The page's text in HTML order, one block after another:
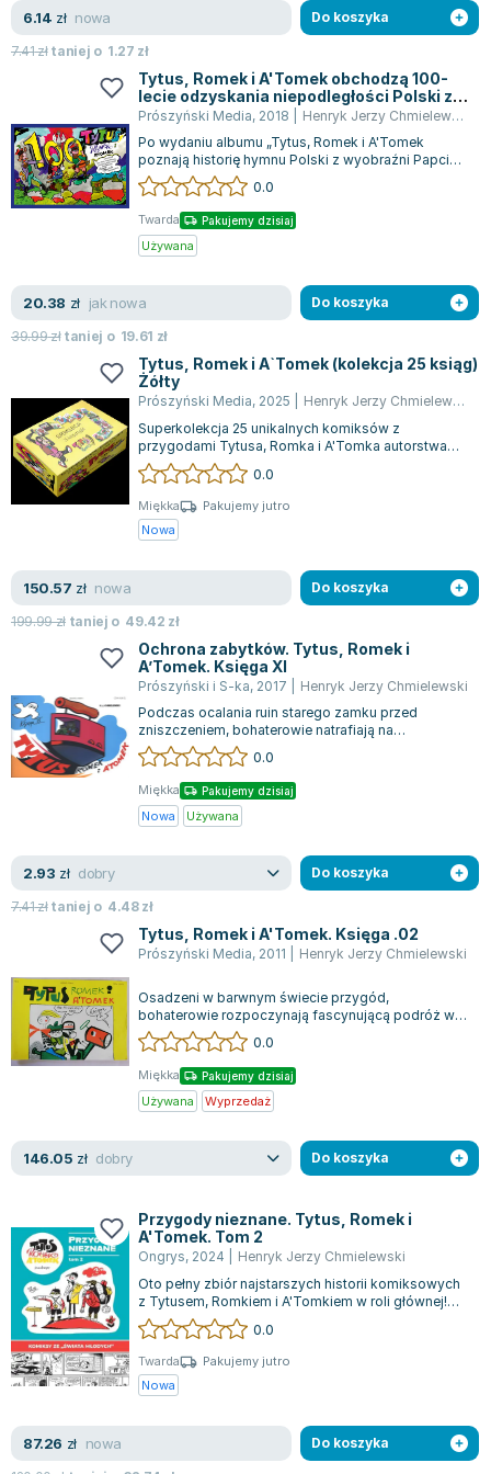
Joseph Murphy
Jan Sztaudynger
Aleksander Puszkin
Oscar Wilde
Małgorzata Ohme
Maddie Ziegler
Leszek Czarnecki
Joanna Racewicz
Eric Helms
Anna Prus (oprac.)
Nela Mała Reporterka
Agnieszka Maciąg
Barbara Wrzesińska
Terry Pratchett
Virginia Woolf
Lorraine Warren
Jacek Walkiewicz
6.14 zł nowa
7.41złtaniej o 1.27 zł
Do koszyka
Tytus, Romek i A'Tomek obchodzą 100-
lecie odzyskania niepodległości Polski z
wyobraźni Papcia Chmiela narysowani
Prószyński Media, 2018
Henryk Jerzy Chmielewski
Po wydaniu albumu „Tytus, Romek i A'Tomek
poznają historię hymnu Polski z wyobraźni Papcia
Chmiela narysowani”, Papcio Chmiel z du...
0.0
Twarda Pakujemy dzisiaj
Używana
20.38 zł jak nowa
39.99złtaniej o 19.61 zł
Do koszyka
Tytus, Romek i A`Tomek (kolekcja 25 ksiąg)
Żółty
Prószyński Media, 2025
Henryk Jerzy Chmielewski
Superkolekcja 25 unikalnych komiksów z
przygodami Tytusa, Romka i A'Tomka autorstwa
Henryka Jerzego Chmielewskiego, znanego jako
P...
0.0
Miękka
Pakujemy jutro
Nowa
150.57 zł nowa
199.99zł taniej o 49.42 zł
Do koszyka
Ochrona zabytków. Tytus, Romek i
A’Tomek. Księga XI
Prószyński i S-ka, 2017
Henryk Jerzy Chmielewski
Podczas ocalania ruin starego zamku przed
zniszczeniem, bohaterowie natrafiają na
przyjaznego duszka. Ten niezwykły duch
przenosi...
0.0
Miękka Pakujemy dzisiaj
Nowa Używana
2.93 zł dobry
7.41złtaniej o 4.48zł
Do koszyka
Tytus, Romek i A'Tomek. Księga .02
Prószyński Media, 2011 Henryk Jerzy Chmielewski
Osadzeni w barwnym świecie przygód,
bohaterowie rozpoczynają fascynującą podróż w
celu zdobycia różowych praw jazdy, odkrywając
pr...
0.0
Miękka Pakujemy dzisiaj
Używana Wyprzedaż
146.05 zł dobry Do koszyka
Przygody nieznane. Tytus, Romek i
A'Tomek. Tom 2
Ongrys, 2024
Henryk Jerzy Chmielewski
Oto pełny zbiór najstarszych historii komiksowych
z Tytusem, Romkiem i A'Tomkiem w roli głównej!
"Przygody nieznane" to unikalna k...
0.0
Twarda
Pakujemy jutro
Nowa
87.26 zł nowa Do koszyka